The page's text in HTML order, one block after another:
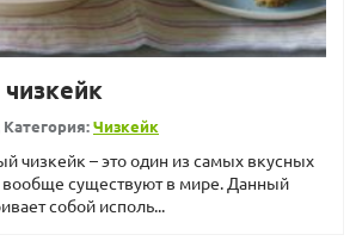
Категория:Чизкейк
чизкейк – это один из самых вкусных
вообще существуют в мире. Данный
собой исполь...